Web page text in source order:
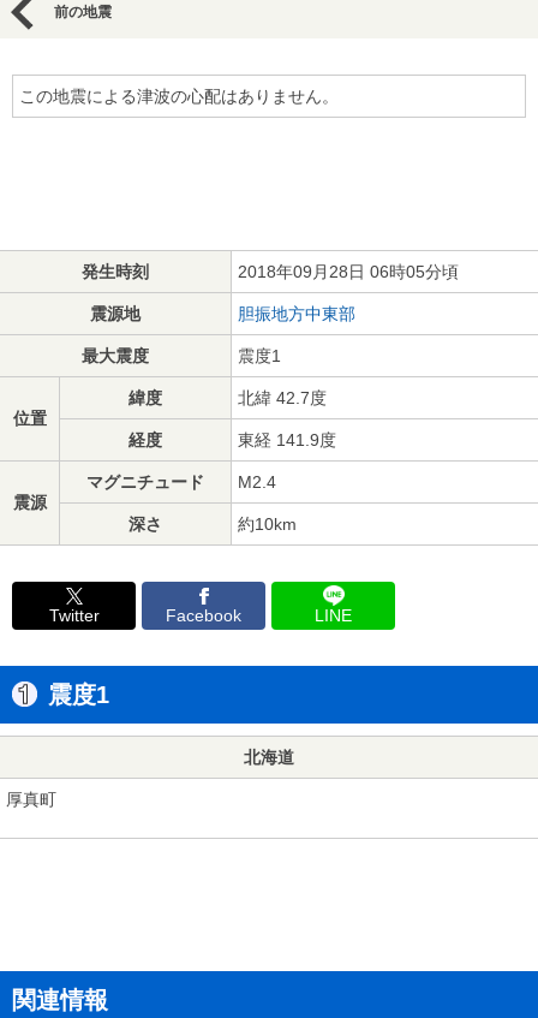
前の地震
この地震による津波の心配はありません。
発生時刻 2018年09月28日 06時05分頃
震源地 胆振地方中東部
最大震度 震度1
位置
緯度 北緯 42.7度
経度 東経 141.9度
震源
マグニチュード M2.4
深さ 約10km
Twitter Facebook LINE
震度1
北海道
厚真町
関連情報